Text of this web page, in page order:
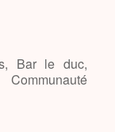
Bar le duc,